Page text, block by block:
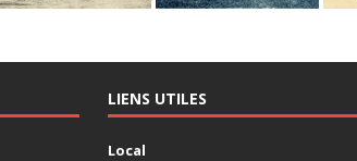
LIENS UTILES
Local